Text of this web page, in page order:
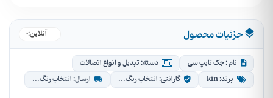
جزئیات محصول آنلاین:0
نام : جک تایپ سی
دسته: تبدیل و انواع اتصالات
برند: kin
گارانتی: انتخاب رنگ... ارسال: انتخاب رنگ...